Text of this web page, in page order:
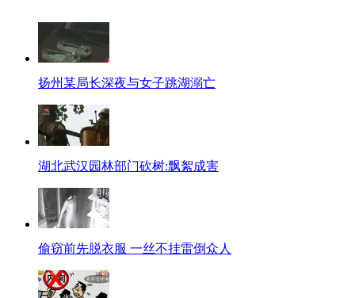
扬州某局长深夜与女子跳湖溺亡
湖北武汉园林部门砍树:飘絮成害
偷窃前先脱衣服 一丝不挂雷倒众人